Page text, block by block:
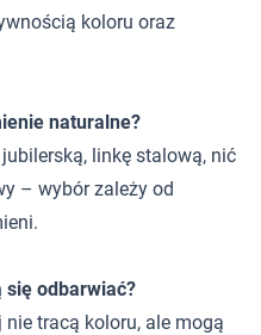
koloru oraz
naturalne?
linkę stalową, nić
– wybór zależy od
się odbarwiać?
tracą koloru, ale mogą